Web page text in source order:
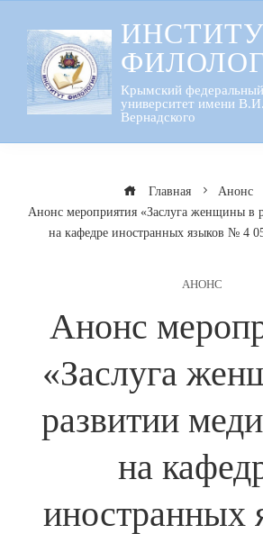
содержанию
Крымский федеральный
университет имени В.И.
Вернадского
Главная
Анонс
Анонс мероприятия «Заслуга женщины в
на кафедре иностранных языков № 4
АНОНС
Анонс
«Заслуга
развитии
на
иностранных